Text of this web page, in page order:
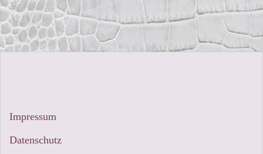
Impressum
Datenschutz